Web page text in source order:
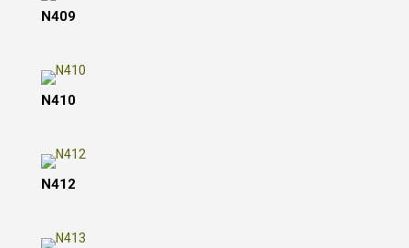
N409
N410
N412